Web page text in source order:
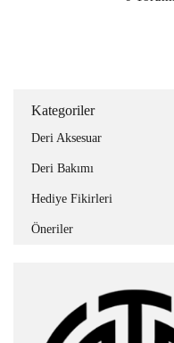
Kategoriler
Deri Aksesuar
Deri Bakımı
Hediye Fikirleri
Öneriler